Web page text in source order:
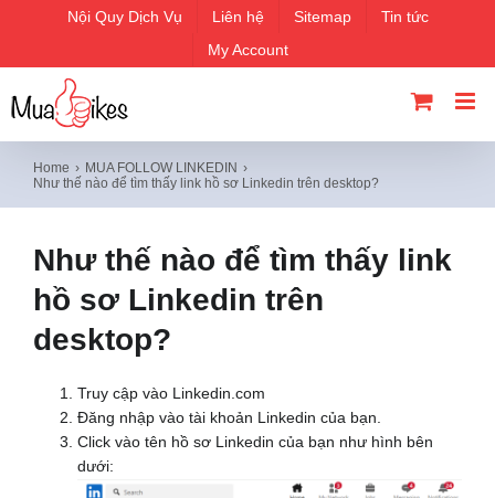
Nội Quy Dịch Vụ Liên hệ Sitemap
Tin tức
My Account
Home
MUA FOLLOW LINKEDIN
Như thế nào để tìm thấy link hồ sơ Linkedin trên desktop?
Như thế nào để tìm thấy link
hồ sơ Linkedin trên
desktop?
Truy cập vào Linkedin.com
Đăng nhập vào tài khoản Linkedin của bạn.
Click vào tên hồ sơ Linkedin của bạn như hình bên
dưới: